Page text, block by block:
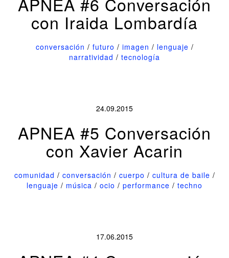
con Iraida Lombardía
conversación / futuro / imagen / lenguaje /
narratividad / tecnología
24.09.2015
APNEA #5 Conversación
con Xavier Acarin
comunidad / conversación / cuerpo / cultura de baile /
lenguaje / música / ocio / performance / techno
17.06.2015